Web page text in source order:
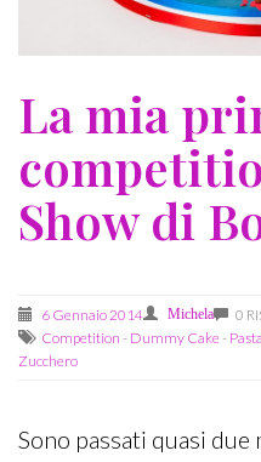
La mia
Show di
6 Gennaio 2014 Michela 0
Competition - Dummy Cake-
Zucchero
Sono passati quasi